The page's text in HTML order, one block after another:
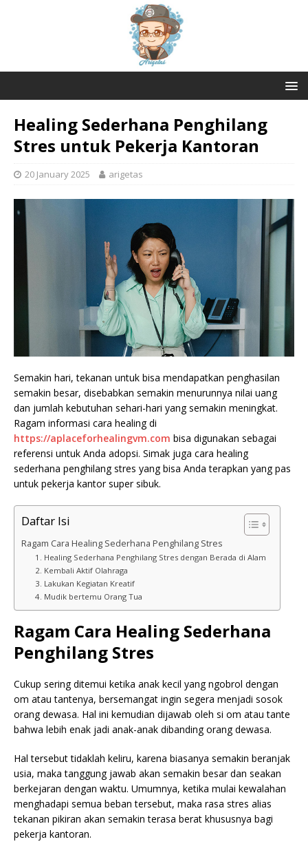
Healing Sederhana Penghilang
Stres untuk Pekerja Kantoran
20 January 2025 arigetas
Semakin hari, tekanan untuk bisa mendapatkan penghasilan
semakin besar, disebabkan semakin menurunnya nilai uang
dan jumlah kebutuhan sehari-hari yang semakin meningkat.
Ragam informasi cara healing di
https://aplaceforhealingvm.com bisa digunakan sebagai
referensi untuk Anda adopsi. Simak juga cara healing
sederhana penghilang stres yang bisa Anda terapkan yang pas
untuk pekerja kantor super sibuk.
Daftar Isi
Ragam Cara Healing Sederhana Penghilang Stres
1. Healing Sederhana Penghilang Stres dengan Berada di Alam
2. Kembali Aktif Olahraga
3. Lakukan Kegiatan Kreatif
4. Mudik bertemu Orang Tua
Ragam Cara Healing Sederhana
Penghilang Stres
Cukup sering ditemui ketika anak kecil yang ngobrol dengan
om atau tantenya, bersemangat ingin segera menjadi sosok
orang dewasa. Hal ini kemudian dijawab oleh si om atau tante
bahwa lebih enak jadi anak-anak dibanding orang dewasa.
Hal tersebut tidaklah keliru, karena biasanya semakin beranjak
usia, maka tanggung jawab akan semakin besar dan seakan
berkejaran dengan waktu. Umumnya, ketika mulai kewalahan
menghadapi semua beban tersebut, maka rasa stres alias
tekanan pikiran akan semakin terasa berat khususnya bagi
pekerja kantoran.